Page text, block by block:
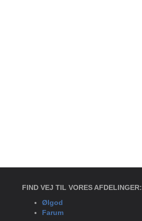
FIND VEJ TIL VORES AFDELINGER:
Ølgod
Farum